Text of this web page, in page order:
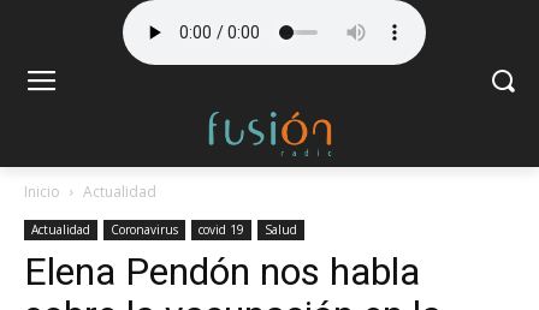
Inicio Actualidad
Actualidad Coronavirus covid 19 Salud
Elena Pendón nos habla